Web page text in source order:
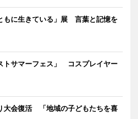
もに生きている」展 言葉と記憶を
トサマーフェス」 コスプレイヤー
大会復活 「地域の子どもたちを喜